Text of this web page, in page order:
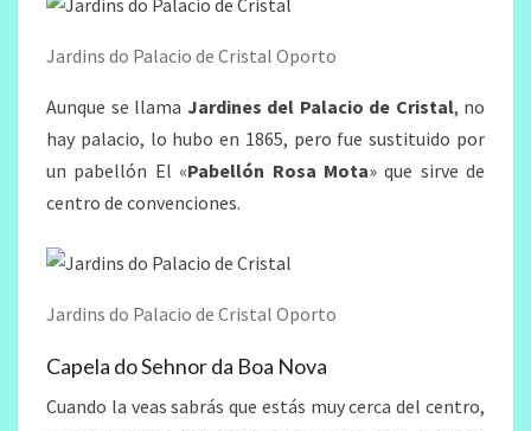
Jardins do Palacio de Cristal Oporto
Aunque se llama Jardines del Palacio de Cristal, no
hay palacio, lo hubo en 1865, pero fue sustituido por
un pabellón El «Pabellón Rosa Mota» que sirve de
centro de convenciones.
Jardins do Palacio de Cristal Oporto
Capela do Sehnor da Boa Nova
Cuando la veas sabrás que estás muy cerca del centro,